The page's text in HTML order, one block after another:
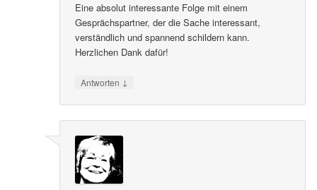
Eine absolut interessante Folge mit einem
Gesprächspartner, der die Sache interessant,
verständlich und spannend schildern kann.
Herzlichen Dank dafür!
Antworten ↓